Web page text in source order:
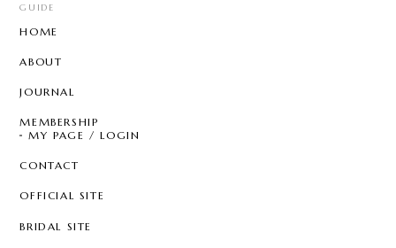
GUIDE
HOME
ABOUT
JOURNAL
MEMBERSHIP
MY PAGE / LOGIN
CONTACT
OFFICIAL SITE
BRIDAL SITE